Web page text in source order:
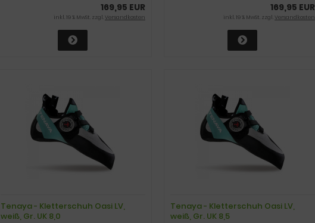
169,95 EUR
inkl. 19 % MwSt. zzgl.Versandkosten
169,95 EUR
inkl. 19 % MwSt. zzgl.Versandkosten
Tenaya - Kletterschuh Oasi LV,
weiß, Gr. UK 8,0
Tenaya - Kletterschuh Oasi LV,
weiß, Gr. UK 8,5